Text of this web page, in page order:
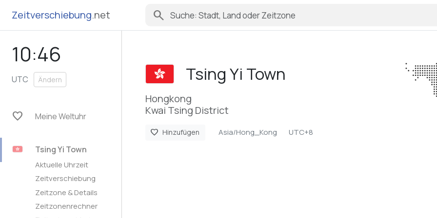
Zeitverschiebung.net search
10:46
UTC Ändern
favorite Meine Weltuhr
Tsing Yi Town
Aktuelle Uhrzeit
Zeitverschiebung
Zeitzone & Details
Zeitzonenrechner
Tsing Yi Town
Hongkong
Kwai Tsing District
favorite Hinzufügen Asia/Hong_Kong UTC+8